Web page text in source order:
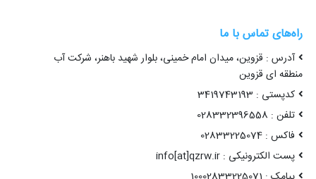
راه‌های تماس با ما
آدرس : قزوین، میدان امام خمینی، بلوار شهید باهنر، شرکت آب
منطقه ای قزوین
کدپستی : 3419743193
تلفن : 028332396558
فاکس : 02833225074
پست الکترونیکی : info[at]qzrw.ir